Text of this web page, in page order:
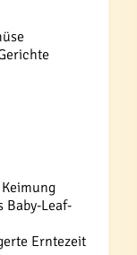
Baby-Leaf-
Erntezeit